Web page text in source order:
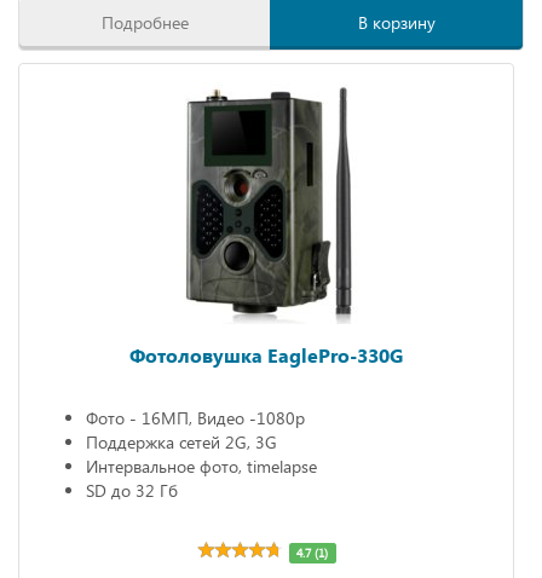
Подробнее В корзину
Фотоловушка EaglePro-330G
Фото - 16МП, Видео -1080р
Поддержка сетей 2G, 3G
Интервальное фото, timelapse
SD до 32 Гб
4.7 (1)